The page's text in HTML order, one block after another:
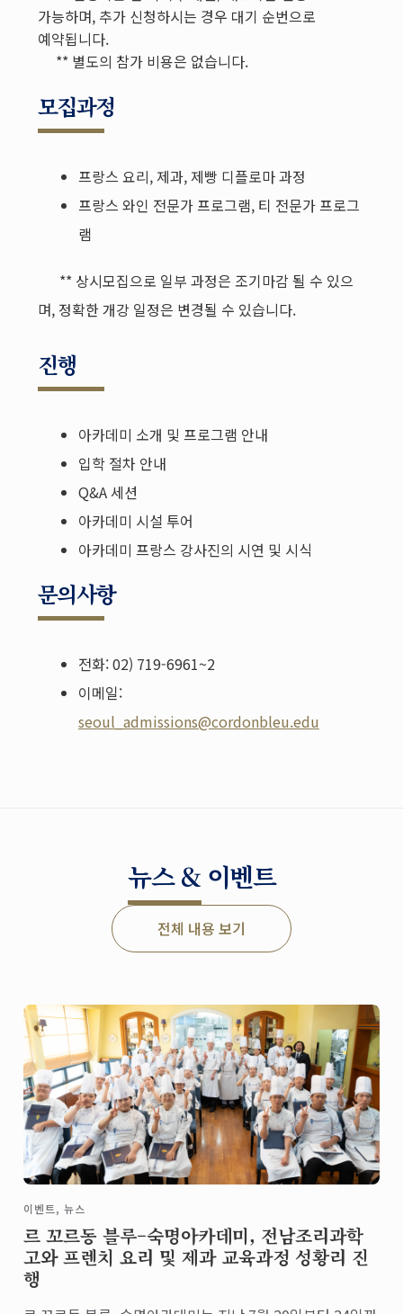
가능하며, 추가 신청하시는 경우 대기 순번으로
예약됩니다.
** 별도의 참가 비용은 없습니다.
모집과정
프랑스 요리, 제과, 제빵 디플로마 과정
프랑스 와인 전문가 프로그램, 티 전문가 프로그
램
** 상시모집으로 일부 과정은 조기마감 될 수 있으
며, 정확한 개강 일정은 변경될 수 있습니다.
진행
아카데미 소개 및 프로그램 안내
입학 절차 안내
Q&A 세션
아카데미 시설 투어
아카데미 프랑스 강사진의 시연 및 시식
문의사항
전화: 02) 719-6961~2
이메일:
seoul_admissions@cordonbleu.edu
뉴스 & 이벤트
전체 내용 보기
이벤트, 뉴스
르 꼬르동 블루–숙명아카데미, 전남조리과학
고와 프렌치 요리 및 제과 교육과정 성황리 진
행